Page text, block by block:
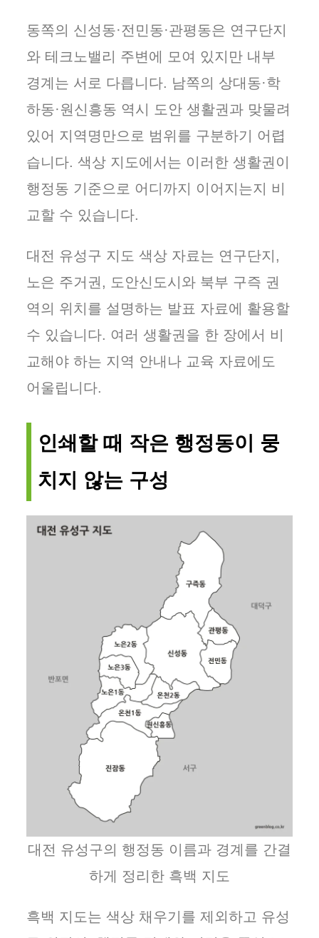
동쪽의 신성동·전민동·관평동은 연구단지
와 테크노밸리 주변에 모여 있지만 내부
경계는 서로 다릅니다. 남쪽의 상대동·학
하동·원신흥동 역시 도안 생활권과 맞물려
있어 지역명만으로 범위를 구분하기 어렵
습니다. 색상 지도에서는 이러한 생활권이
행정동 기준으로 어디까지 이어지는지 비
교할 수 있습니다.
대전 유성구 지도 색상 자료는 연구단지,
노은 주거권, 도안신도시와 북부 구즉 권
역의 위치를 설명하는 발표 자료에 활용할
수 있습니다. 여러 생활권을 한 장에서 비
교해야 하는 지역 안내나 교육 자료에도
어울립니다.
인쇄할 때 작은 행정동이 뭉
치지 않는 구성
대전 유성구의 행정동 이름과 경계를 간결
하게 정리한 흑백 지도
흑백 지도는 색상 채우기를 제외하고 유성